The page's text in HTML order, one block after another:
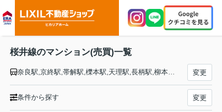
桜井線のマンション(売買)一覧
変更
条件から探す 変更